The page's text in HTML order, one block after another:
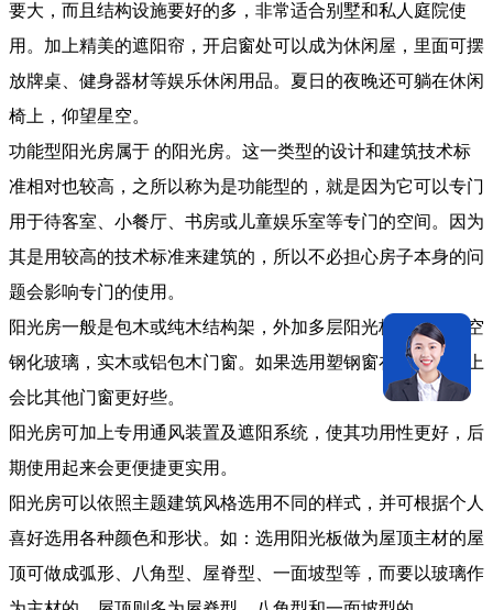
要大，而且结构设施要好的多，非常适合别墅和私人庭院使
用。加上精美的遮阳帘，开启窗处可以成为休闲屋，里面可摆
放牌桌、健身器材等娱乐休闲用品。夏日的夜晚还可躺在休闲
椅上，仰望星空。
功能型阳光房属于 的阳光房。这一类型的设计和建筑技术标
准相对也较高，之所以称为是功能型的，就是因为它可以专门
用于待客室、小餐厅、书房或儿童娱乐室等专门的空间。因为
其是用较高的技术标准来建筑的，所以不必担心房子本身的问
题会影响专门的使用。
阳光房一般是包木或纯木结构架，外加多层阳光板和夹胶中空
钢化玻璃，实木或铝包木门窗。如果选用塑钢窗在密封效果上
会比其他门窗更好些。
阳光房可加上专用通风装置及遮阳系统，使其功用性更好，后
期使用起来会更便捷更实用。
阳光房可以依照主题建筑风格选用不同的样式，并可根据个人
喜好选用各种颜色和形状。如：选用阳光板做为屋顶主材的屋
顶可做成弧形、八角型、屋脊型、一面坡型等，而要以玻璃作